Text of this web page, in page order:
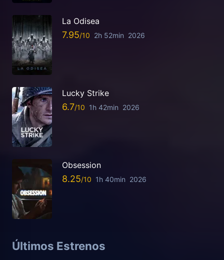
La Odisea
7.95 2h 52min 2026
Lucky Strike
6.7 1h 42min 2026
Obsession
8.25 1h 40min 2026
Últimos Estrenos